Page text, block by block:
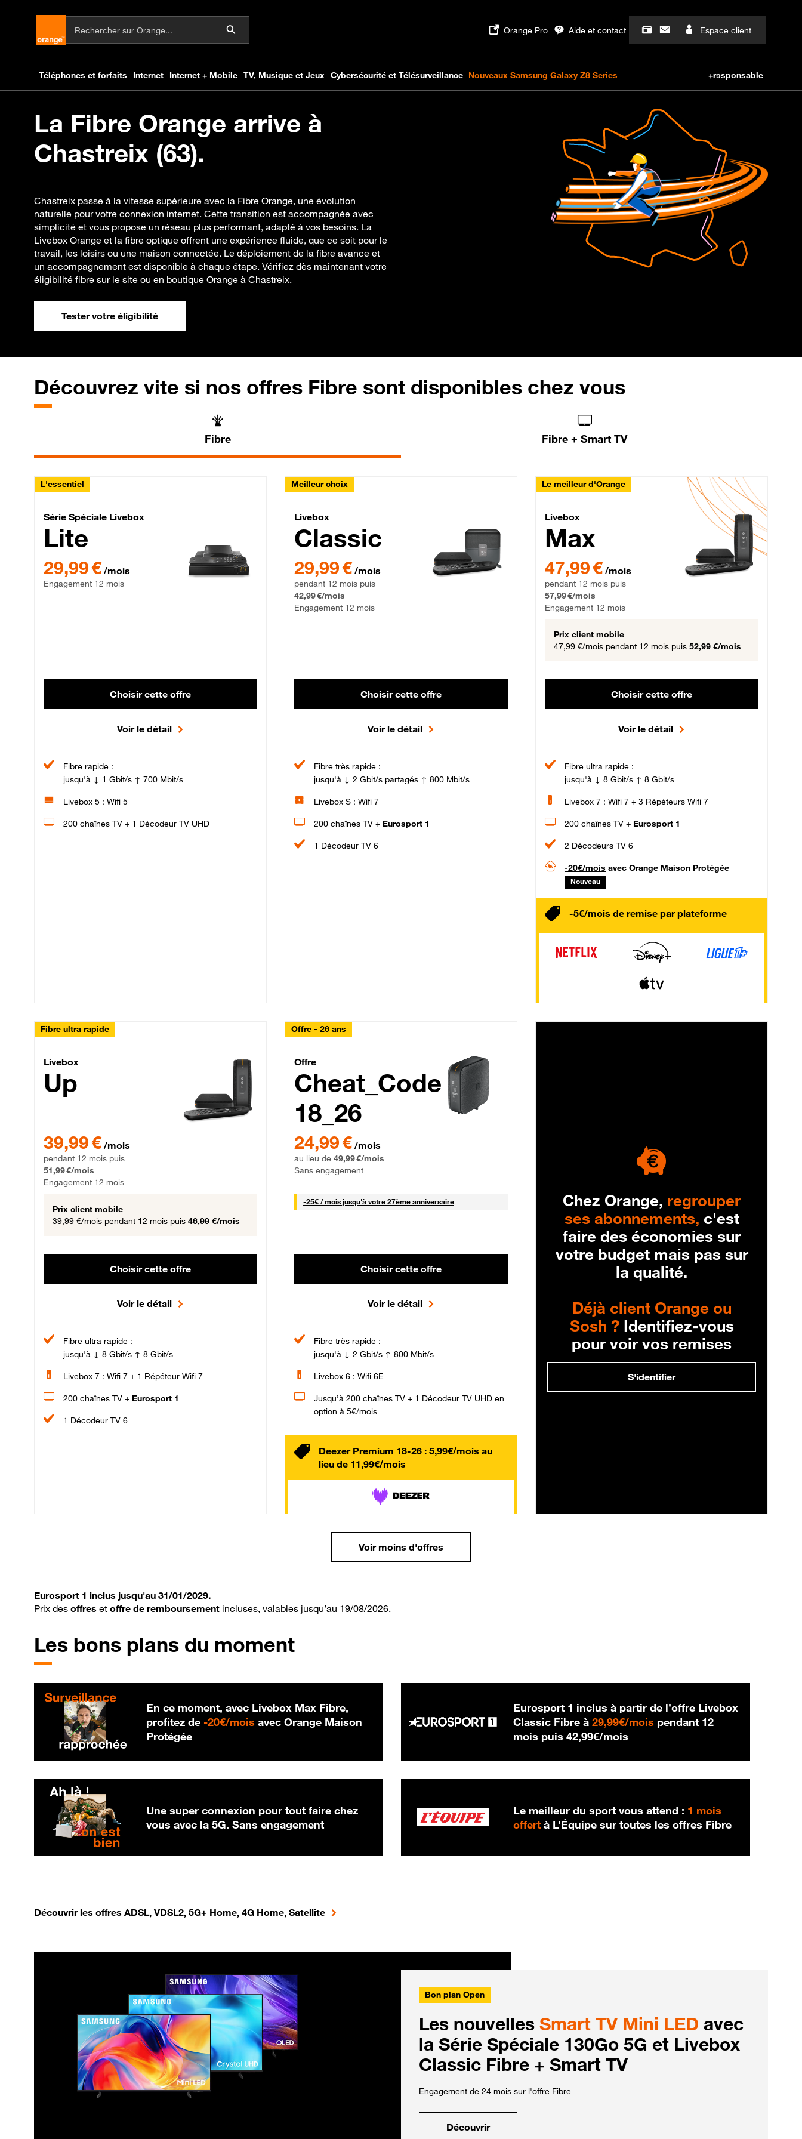
La Fibre Orange arrive à
Chastreix (63).
Chastreix passe à la vitesse supérieure avec la Fibre Orange, une évolution
naturelle pour votre connexion internet. Cette transition est accompagnée avec
simplicité et vous propose un réseau plus performant, adapté à vos besoins. La
Livebox Orange et la fibre optique offrent une expérience fluide, que ce soit pour le
travail, les loisirs ou une maison connectée. Le déploiement de la fibre avance et
un accompagnement est disponible à chaque étape. Vérifiez dès maintenant votre
éligibilité fibre sur le site ou en boutique Orange à Chastreix.
Tester votre éligibilité
Découvrez vite si nos offres Fibre sont disponibles chez vous
Fibre Fibre + Smart TV
L'essentiel
Série Spéciale Livebox Lite Fibre
Série Spéciale Livebox
Lite
29,99 € par mois , Engagement 12 mois
29,99 € /mois
Engagement 12 mois
Choisir cette offre
Voir le détail
Fibre rapide :
jusqu'à ↓ 1 Gbit/s ↑ 700 Mbit/s
Livebox 5 : Wifi 5
200 chaînes TV + 1 Décodeur TV UHD
Meilleur choix
Livebox Classic Fibre
Livebox
Classic
29,99 € par mois pendant 12 mois puis 42,99 € par mois, Engagement 12 mois
29,99 € /mois
pendant 12 mois puis
42,99 €/mois
Engagement 12 mois
Choisir cette offre
Voir le détail
Fibre très rapide :
jusqu'à ↓ 2 Gbit/s partagés ↑ 800 Mbit/s
Livebox S : Wifi 7
200 chaînes TV + Eurosport 1
1 Décodeur TV 6
Le meilleur d'Orange
Livebox Max Fibre
Livebox
Max
47,99 € par mois pendant 12 mois puis 57,99 € par mois,
47,99 € /mois
pendant 12 mois puis
57,99 €/mois
Engagement 12 mois
Prix client mobile
47,99 €/mois pendant 12 mois puis 52,99 €/mois
Choisir cette offre
Voir le détail
Fibre ultra rapide :
jusqu'à ↓ 8 Gbit/s ↑ 8 Gbit/s
Livebox 7 : Wifi 7 + 3 Répéteurs Wifi 7
200 chaînes TV + Eurosport 1
2 Décodeurs TV 6
-20€/mois avec Orange Maison Protégée
Nouveau
-5€/mois de remise par plateforme
Fibre ultra rapide
Livebox Up Fibre
Livebox
Up
39,99 € /mois
pendant 12 mois puis
51,99 €/mois
Engagement 12 mois
Prix client mobile
39,99 €/mois pendant 12 mois puis 46,99 €/mois
Choisir cette offre
Voir le détail
Fibre ultra rapide :
jusqu'à ↓ 8 Gbit/s ↑ 8 Gbit/s
Livebox 7 : Wifi 7 + 1 Répéteur Wifi 7
200 chaînes TV + Eurosport 1
1 Décodeur TV 6
Offre - 26 ans
Cheat_Code Fibre_18_26
Offre
Cheat_Code
18_26
24,99 € /mois
au lieu de 49,99 €/mois
Sans engagement
-25€ / mois25 € par mois
jusqu'à votre 27ème anniversaire
Choisir cette offre
Voir le détail
Fibre très rapide :
jusqu'à ↓ 2 Gbit/s ↑ 800 Mbit/s
Livebox 6 : Wifi 6E
Jusqu’à 200 chaînes TV + 1 Décodeur TV UHD en
option à 5€/mois
Deezer Premium 18-26 : 5,99€/mois au
lieu de 11,99€/mois
Chez Orange, regrouper
ses abonnements, c'est
faire des économies sur
votre budget mais pas sur
la qualité.
Déjà client Orange ou
Sosh ?Identifiez-vous
pour voir vos remises
S'identifier
Voir moins d'offres
Eurosport 1 inclus jusqu'au 31/01/2029.
Prix des offres et offre de remboursement incluses, valables jusqu’au 19/08/2026.
Les bons plans du moment
En ce moment, avec Livebox Max Fibre,
profitez de -20€/mois 20 € par mois
avec Orange Maison
Protégée
Eurosport 1 inclus à partir de l’offre Livebox
Classic Fibre à29,99€/mois 29,99 € par mois
pendant 12
mois puis42,99€/mois
Une super connexion pour tout faire chez
vous avec la 5G. Sans engagement
Le meilleur du sport vous attend : 1 mois
offert à L’Équipe sur toutes les offres Fibre
Découvrir les offres ADSL, VDSL2, 5G+ Home, 4G Home, Satellite
Bon plan Open
Les nouvelles Smart TV Mini LED avec
la Série Spéciale 130Go 5G et Livebox
Classic Fibre + Smart TV
Engagement de 24 mois sur l'offre Fibre
Découvrir